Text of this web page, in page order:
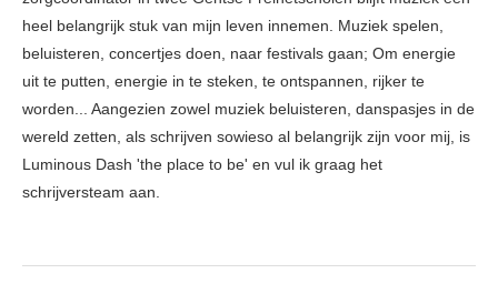
heel belangrijk stuk van mijn leven innemen. Muziek spelen,
beluisteren, concertjes doen, naar festivals gaan; Om energie
uit te putten, energie in te steken, te ontspannen, rijker te
worden... Aangezien zowel muziek beluisteren, danspasjes in de
wereld zetten, als schrijven sowieso al belangrijk zijn voor mij, is
Luminous Dash 'the place to be' en vul ik graag het
schrijversteam aan.